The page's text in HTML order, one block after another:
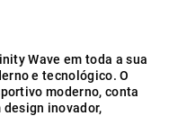
Wave em toda a sua
e tecnológico. O
moderno, conta
inovador,